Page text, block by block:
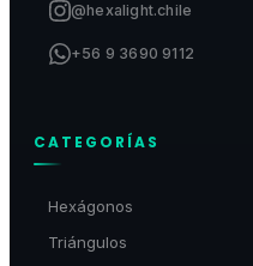
@hexalight.chile
+56 9 3690 9112
CATEGORÍAS
Hexágonos
Triángulos